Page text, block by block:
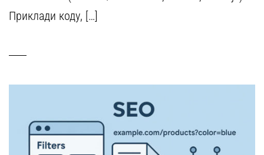
Приклади коду, […]